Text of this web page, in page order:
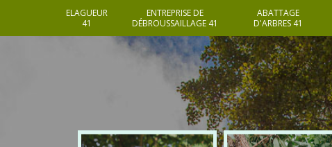
ELAGUEUR
41
ENTREPRISE DE
DÉBROUSSAILLAGE 41
ABATTAGE
D'ARBRES 41